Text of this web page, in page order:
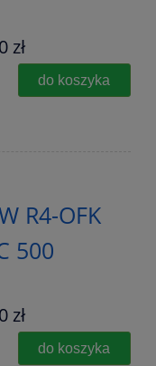
zł
do koszyka
R4-OFK
500
zł
do koszyka